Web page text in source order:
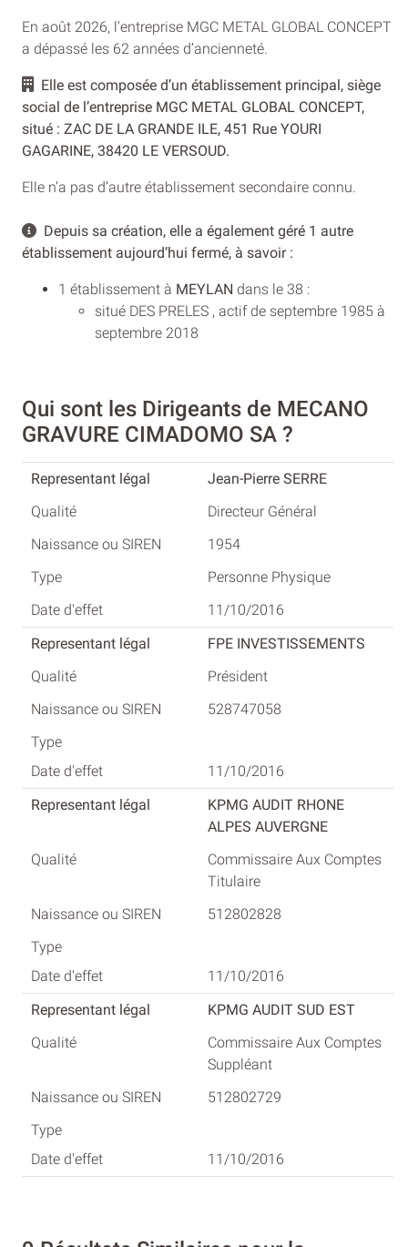
En août 2026, l'entreprise MGC METAL GLOBAL CONCEPT
a dépassé les 62 années d’ancienneté.
Elle est composée d’un établissement principal, siège
social de l’entreprise MGC METAL GLOBAL CONCEPT,
situé : ZAC DE LA GRANDE ILE, 451 Rue YOURI
GAGARINE, 38420 LE VERSOUD.
Elle n’a pas d’autre établissement secondaire connu.
Depuis sa création, elle a également géré 1 autre
établissement aujourd’hui fermé, à savoir :
1 établissement à MEYLAN dans le 38 :
situé DES PRELES , actif de septembre 1985 à
septembre 2018
Qui sont les Dirigeants de MECANO
GRAVURE CIMADOMO SA ?
Jean-Pierre SERRE
Directeur Général
1954
Personne Physique
11/10/2016
FPE INVESTISSEMENTS
Président
528747058
11/10/2016
KPMG AUDIT RHONE
ALPES AUVERGNE
Commissaire Aux Comptes
Titulaire
512802828
11/10/2016
KPMG AUDIT SUD EST
Commissaire Aux Comptes
Suppléant
512802729
11/10/2016